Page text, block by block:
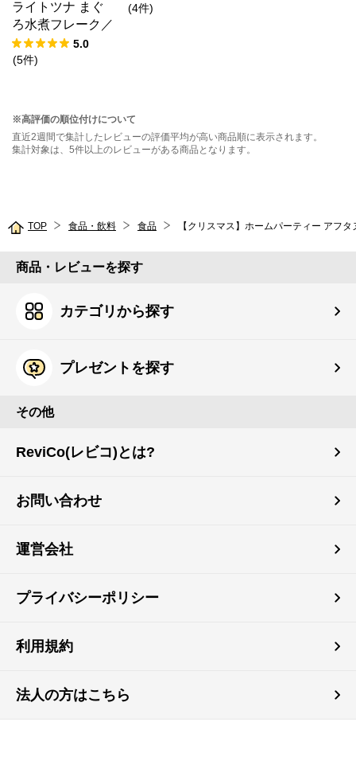
ライトツナ まぐ
ろ水煮フレーク／
70g
5.0
(5件)
(4件)
※高評価の順位付けについて
直近2週間で集計したレビューの評価平均が高い商品順に表示されます。
集計対象は、5件以上のレビューがある商品となります。
TOP 食品・飲料 食品 【クリスマス】ホームパーティー アフ
商品・レビューを探す
カテゴリから探す
プレゼントを探す
その他
ReviCo(レビコ)とは?
お問い合わせ
運営会社
プライバシーポリシー
利用規約
法人の方はこちら